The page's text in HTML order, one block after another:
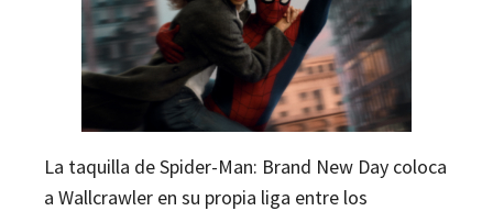
La taquilla de Spider-Man: Brand New Day coloca
a Wallcrawler en su propia liga entre los